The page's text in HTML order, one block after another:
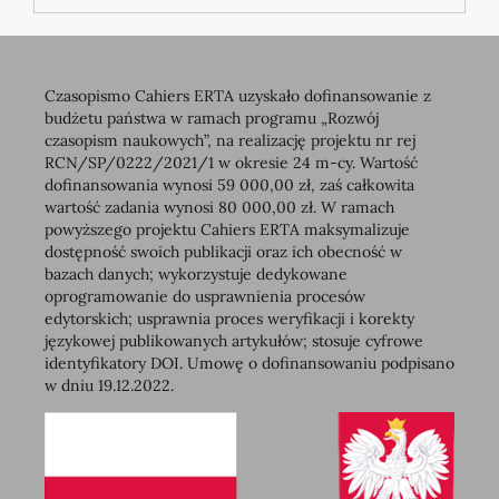
Czasopismo Cahiers ERTA uzyskało dofinansowanie z
budżetu państwa w ramach programu „Rozwój
czasopism naukowych”, na realizację projektu nr rej
RCN/SP/0222/2021/1 w okresie 24 m-cy. Wartość
dofinansowania wynosi 59 000,00 zł, zaś całkowita
wartość zadania wynosi 80 000,00 zł. W ramach
powyższego projektu Cahiers ERTA maksymalizuje
dostępność swoich publikacji oraz ich obecność w
bazach danych; wykorzystuje dedykowane
oprogramowanie do usprawnienia procesów
edytorskich; usprawnia proces weryfikacji i korekty
językowej publikowanych artykułów; stosuje cyfrowe
identyfikatory DOI. Umowę o dofinansowaniu podpisano
w dniu 19.12.2022.